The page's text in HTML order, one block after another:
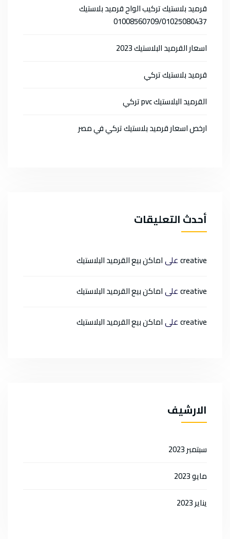
قرميد بلاستيك تركيب الواح قرميد بلاستيك
01008560709/01025080437
اسعار القرميد البلاستيك 2023
قرميد بلاستيك تركي
القرميد البلاستيك pvc تركي
ارخص اسعار قرميد بلاستيك تركي في مصر
أحدث التعليقات
creativeعلىاماكن بيع القرميد البلاستيك
creativeعلىاماكن بيع القرميد البلاستيك
creativeعلىاماكن بيع القرميد البلاستيك
الارشيف
سبتمبر 2023
مايو 2023
يناير 2023